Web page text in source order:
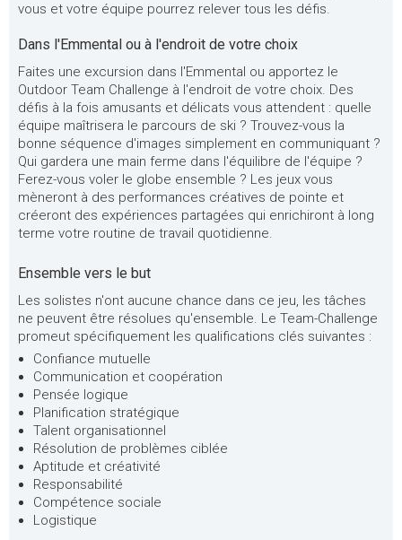
vous et votre équipe pourrez relever tous les défis.
Dans l'Emmental ou à l'endroit de votre choix
Faites une excursion dans l'Emmental ou apportez le
Outdoor Team Challenge à l'endroit de votre choix. Des
défis à la fois amusants et délicats vous attendent : quelle
équipe maîtrisera le parcours de ski ? Trouvez-vous la
bonne séquence d'images simplement en communiquant ?
Qui gardera une main ferme dans l'équilibre de l'équipe ?
Ferez-vous voler le globe ensemble ? Les jeux vous
mèneront à des performances créatives de pointe et
créeront des expériences partagées qui enrichiront à long
terme votre routine de travail quotidienne.
Ensemble vers le but
Les solistes n'ont aucune chance dans ce jeu, les tâches
ne peuvent être résolues qu'ensemble. Le Team-Challenge
promeut spécifiquement les qualifications clés suivantes :
Confiance mutuelle
Communication et coopération
Pensée logique
Planification stratégique
Talent organisationnel
Résolution de problèmes ciblée
Aptitude et créativité
Responsabilité
Compétence sociale
Logistique